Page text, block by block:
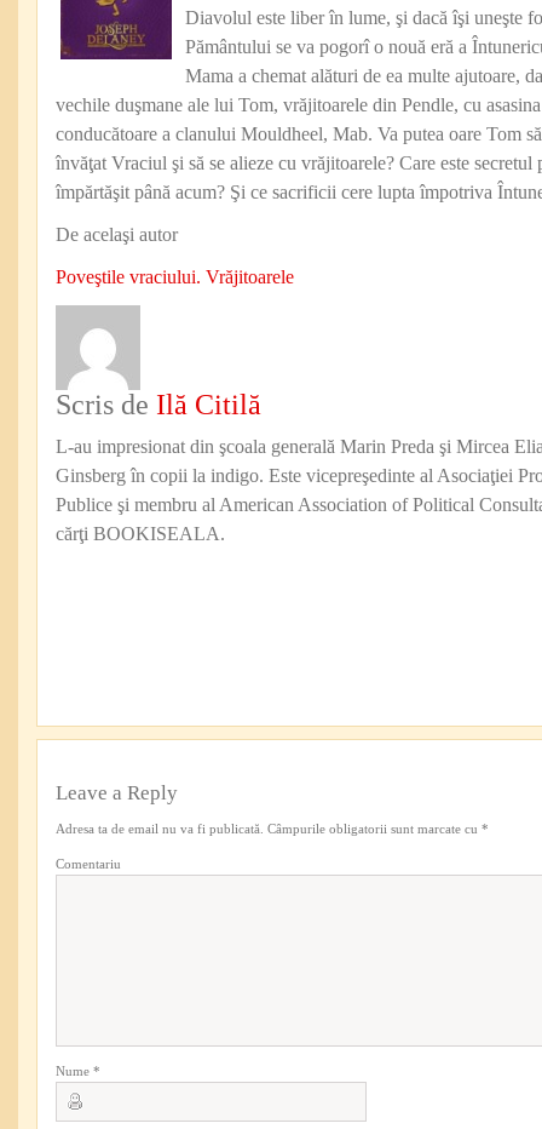
Diavolul este liber în lume, şi dacă îşi uneşte
Pământului se va pogorî o nouă eră a
Mama a chemat alături de ea multe ajutoare,
vechile duşmane ale lui Tom, vrăjitoarele din Pendle, cu
conducătoare a clanului Mouldheel, Mab. Va putea oare Tom
învăţat Vraciul şi să se alieze cu vrăjitoarele? Care este secretul
împărtăşit până acum? Şi ce sacrificii cere lupta împotriva
De acelaşi autor
Poveştile vraciului. Vrăjitoarele
Scris de Ilă Citilă
L-au impresionat din şcoala generală Marin Preda şi Mircea
Ginsberg în copii la indigo. Este vicepreşedinte al Asociaţiei
Publice şi membru al American Association of Political
cărţi BOOKISEALA.
Leave a Reply
Adresa ta de email nu va fi publicată. Câmpurile obligatorii sunt marcate cu *
Comentariu
Nume *